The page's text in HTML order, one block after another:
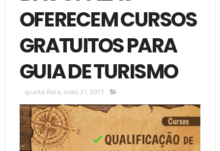
OFERECEM CURSOS
GRATUITOS PARA
GUIA DE TURISMO
quarta-feira, maio 31, 2017